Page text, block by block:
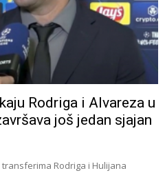
Rodriga i Alvareza u
još jedan sjajan
Rodriga i Hulijana